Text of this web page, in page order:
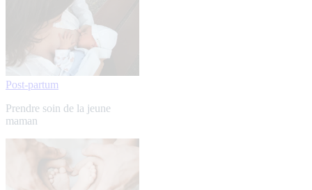
Post-partum
Prendre soin de la jeune
maman